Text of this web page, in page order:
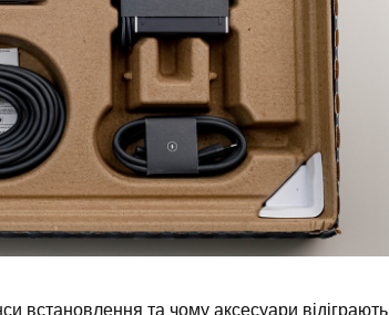
встановлення та чому аксесуари відіграють